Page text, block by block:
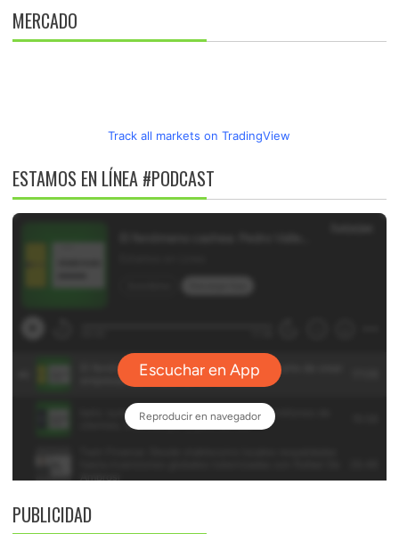
MERCADO
Track all markets on TradingView
ESTAMOS EN LÍNEA #PODCAST
PUBLICIDAD